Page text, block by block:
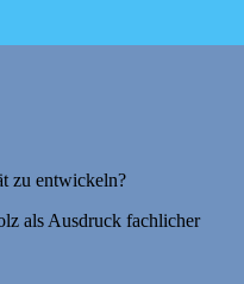
zu entwickeln?
als Ausdruck fachlicher